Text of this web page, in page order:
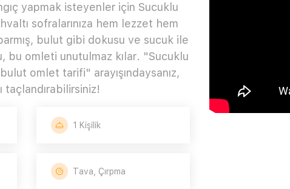
yapmak isteyenler için Sucuklu
sofralarınıza hem lezzet hem
bulut gibi dokusu ve sucuk ile
bu omleti unutulmaz kılar. "Sucuklu
omlet tarifi" arayışındaysanız,
taçlandırabilirsiniz!
1 Kişilik
Tava, Çırpma